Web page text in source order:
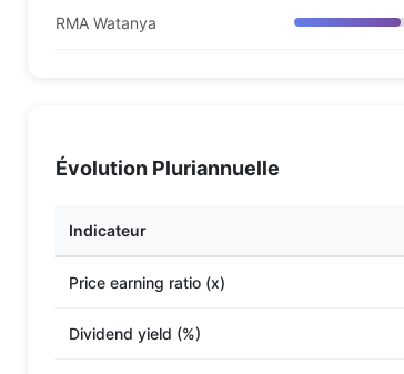
RMA Watanya
Évolution Pluriannuelle
Indicateur
Price earning ratio (x)
Dividend yield (%)